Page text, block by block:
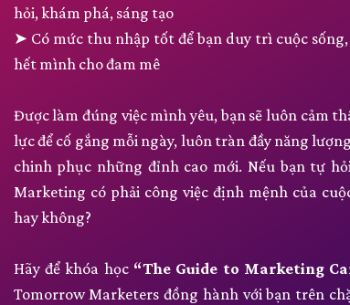
hỏi, khám phá, sáng tạo
➤ Có mức thu nhập tốt để bạn duy trì cuộc
hết mình cho đam mê
Được làm đúng việc mình yêu, bạn sẽ luôn cảm
lực để cố gắng mỗi ngày, luôn tràn đầy năng
chinh phục những đỉnh cao mới. Nếu bạn tự
Marketing có phải công việc định mệnh của
hay không?
Hãy để khóa học “The Guide to Marketing
Tomorrow Marketers đồng hành với bạn trên